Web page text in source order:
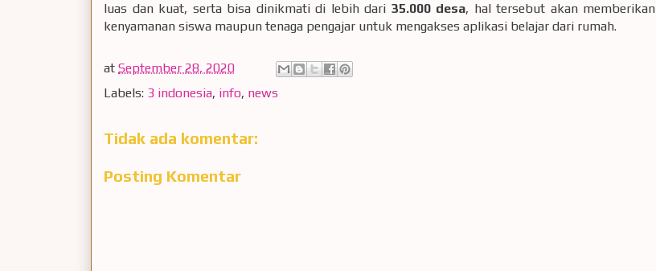
luas dan kuat, serta bisa dinikmati di lebih dari 35.000 desa, hal tersebut akan memberikan
kenyamanan siswa maupun tenaga pengajar untuk mengakses aplikasi belajar dari rumah.
at September 28, 2020
Labels: 3 indonesia, info, news
Tidak ada komentar:
Posting Komentar